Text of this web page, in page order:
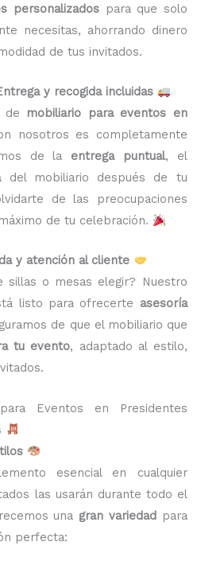
personalizados para que solo
necesitas, ahorrando dinero
de tus invitados.
y recogida incluidas
de mobiliario para eventos en
nosotros es completamente
de la entrega puntual, el
del mobiliario después de tu
de las preocupaciones
de tu celebración.
y atención al cliente
sillas o mesas elegir? Nuestro
listo para ofrecerte asesoría
de que el mobiliario que
tu evento, adaptado al estilo,
Eventos en Presidentes
esencial en cualquier
las usarán durante todo el
una gran variedadpara
perfecta: